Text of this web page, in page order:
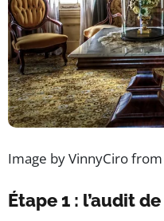
Image by VinnyCiro
Étape 1 : l’audit